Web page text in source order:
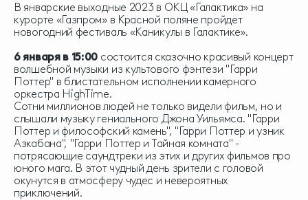
В январские выходные 2023 в ОКЦ «Галактика» на
курорте «Газпром» в Красной поляне пройдет
новогодний фестиваль «Каникулы в Галактике».
6 января в 15:00 состоится сказочно красивый концерт
волшебной музыки из культового фэнтези "Гарри
Поттер" в блистательном исполнении камерного
оркестра HighTime.
Сотни миллионов людей не только видели фильм, но и
слышали музыку гениального Джона Уильямса. "Гарри
Поттер и философский камень", "Гарри Поттер и узник
Азкабана", "Гарри Поттер и Тайная комната" -
потрясающие саундтреки из этих и других фильмов про
юного мага. В этот чудный день зрители c головой
окунутся в атмосферу чудес и невероятных
приключений.